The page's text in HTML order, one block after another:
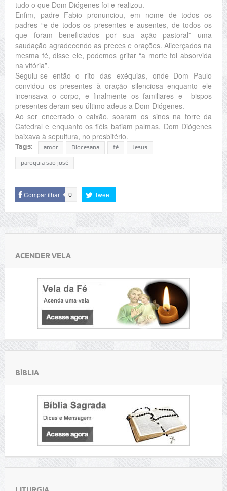
tudo o que Dom Diógenes foi e realizou.
Enfim, padre Fabio pronunciou, em nome de todos os
padres “e de todos os presentes e ausentes, de todos os
que foram beneficiados por sua ação pastoral” uma
saudação agradecendo as preces e orações. Alicerçados na
mesma fé, disse ele, podemos gritar “a morte foi absorvida
na vitória”.
Seguiu-se então o rito das exéquias, onde Dom Paulo
convidou os presentes à oração silenciosa enquanto ele
incensava o corpo, e finalmente os familiares e bispos
presentes deram seu último adeus a Dom Diógenes.
Ao ser encerrado o caixão, soaram os sinos na torre da
Catedral e enquanto os fiéis batiam palmas, Dom Diógenes
baixava à sepultura, no presbitério.
Tags: amor Diocesana fé Jesus
paroquia são josé
Compartilhar 0 Tweet
ACENDER VELA
BÍBLIA